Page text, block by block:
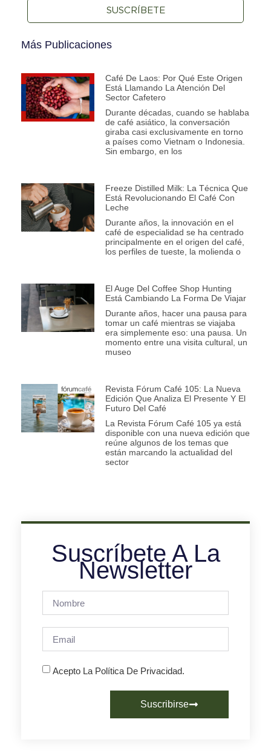
SUSCRÍBETE
Más Publicaciones
Café De Laos: Por Qué Este Origen
Está Llamando La Atención Del
Sector Cafetero
Durante décadas, cuando se hablaba
de café asiático, la conversación
giraba casi exclusivamente en torno
a países como Vietnam o Indonesia.
Sin embargo, en los
Freeze Distilled Milk: La Técnica Que
Está Revolucionando El Café Con
Leche
Durante años, la innovación en el
café de especialidad se ha centrado
principalmente en el origen del café,
los perfiles de tueste, la molienda o
El Auge Del Coffee Shop Hunting
Está Cambiando La Forma De Viajar
Durante años, hacer una pausa para
tomar un café mientras se viajaba
era simplemente eso: una pausa. Un
momento entre una visita cultural, un
museo
Revista Fórum Café 105: La Nueva
Edición Que Analiza El Presente Y El
Futuro Del Café
La Revista Fórum Café 105 ya está
disponible con una nueva edición que
reúne algunos de los temas que
están marcando la actualidad del
sector
Suscríbete A La
Newsletter
Acepto La Política De Privacidad.
Suscribirse